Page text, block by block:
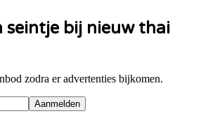
seintje bij nieuw thai
zodra er advertenties bijkomen.
Aanmelden